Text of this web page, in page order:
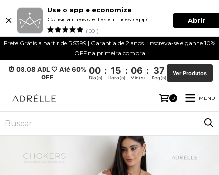
Use o app e economize
Consiga mais ofertas em nosso app
(100+)
Abrir
Frete Grátis a partir de R$399 | Garantia de 2 anos | Inscreva-se e ganhe 10%
OFF na primeira compra
⏰ 08.08 ADL 🤍 Até 60%
OFF
00 : 15 : 06 : 36
Dia(s) Hora(s) Min(s) Seg(s)
Ver Produtos
0 MENU